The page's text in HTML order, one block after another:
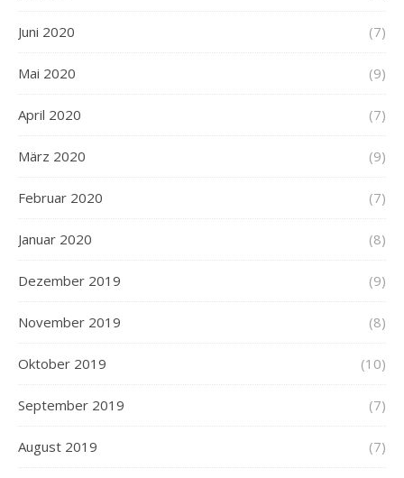
Juni 2020 (7)
Mai 2020 (9)
April 2020 (7)
März 2020 (9)
Februar 2020 (7)
Januar 2020 (8)
Dezember 2019 (9)
November 2019 (8)
Oktober 2019 (10)
September 2019 (7)
August 2019 (7)